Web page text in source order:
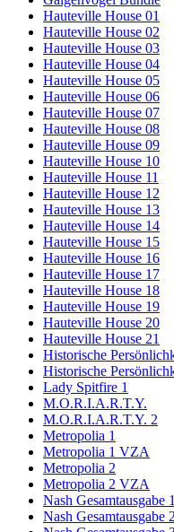
Hauteville House 01
Hauteville House 02
Hauteville House 03
Hauteville House 04
Hauteville House 05
Hauteville House 06
Hauteville House 07
Hauteville House 08
Hauteville House 09
Hauteville House 10
Hauteville House 11
Hauteville House 12
Hauteville House 13
Hauteville House 14
Hauteville House 15
Hauteville House 16
Hauteville House 17
Hauteville House 18
Hauteville House 19
Hauteville House 20
Hauteville House 21
Historische
Historische
Lady Spitfire 1
M.O.R.I.A.R.T.Y.
M.O.R.I.A.R.T.Y. 2
Metropolia 1
Metropolia 1 VZA
Metropolia 2
Metropolia 2 VZA
Nash Gesamtausgabe 1
Nash Gesamtausgabe 2